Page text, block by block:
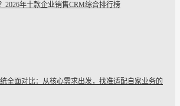
2026年十款企业销售CRM综合排行榜
全面对比：从核心需求出发，找准适配自家业务的